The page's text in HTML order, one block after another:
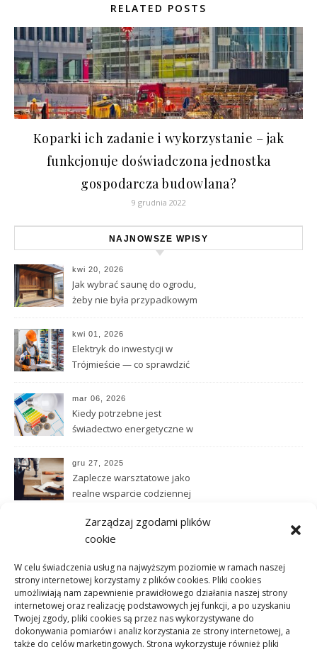
Zarządzaj zgodami plików
cookie
W celu świadczenia usług na najwyższym poziomie w ramach naszej
strony internetowej korzystamy z plików cookies. Pliki cookies
umożliwiają nam zapewnienie prawidłowego działania naszej strony
internetowej oraz realizację podstawowych jej funkcji, a po uzyskaniu
Twojej zgody, pliki cookies są przez nas wykorzystywane do
dokonywania pomiarów i analiz korzystania ze strony internetowej, a
także do celów marketingowych. Strona wykorzystuje również pliki
RELATED POSTS
Koparki ich zadanie i wykorzystanie – jak
funkcjonuje doświadczona jednostka
gospodarcza budowlana?
9 grudnia 2022
NAJNOWSZE WPISY
kwi 20, 2026
Jak wybrać saunę do ogrodu,
żeby nie była przypadkowym
kwi 01, 2026
Elektryk do inwestycji w
Trójmieście — co sprawdzić
mar 06, 2026
Kiedy potrzebne jest
świadectwo energetyczne w
nieruchomościami
gru 27, 2025
Zaplecze warsztatowe jako
realne wsparcie codziennej
lis 02, 2025
Jakie parametry posiadają
paź 31, 2025
Czym są i jakie mają
właściwości listwy karniszowe